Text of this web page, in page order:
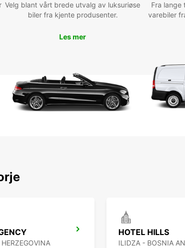
Velg blant vårt brede utvalg av luksuriøse
biler fra kjente produsenter.
Les mer
Fra lange
varebiler
HOTEL HILLS
ILIDZA - BOSNIA